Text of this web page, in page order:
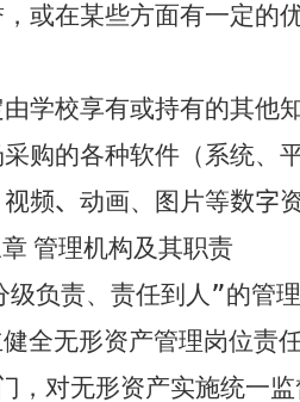
或在某些方面有一定
学校享有或持有的其他
购的各种软件（系统、平
视频、 动画、图片等数字
管理机构及其职责
负责、责任到人”的管
全无形资产管理岗位责任
，对无形资产实施统一